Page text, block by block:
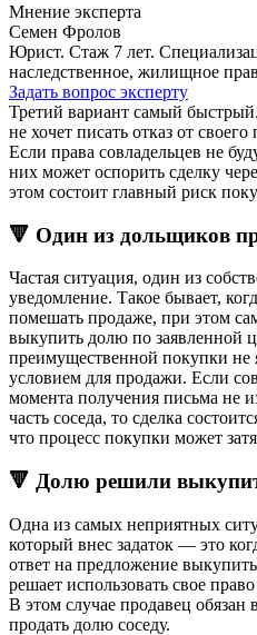
Мнение эксперта
Семен Фролов
Юрист. Стаж 7 лет.
наследственное, жилищное
Задать вопрос эксперту
Третий вариант самый
не хочет писать отказ от
Если права совладельцев не
них может оспорить сделку
этом состоит главный риск
🔻 Один из дольщиков
Частая ситуация, один из
уведомление. Такое бывает,
помешать продаже, при этом
выкупить долю по заявленной
преимущественной покупки не
условием для продажи. Если
момента получения письма не
часть соседа, то сделка
что процесс покупки может
🔻 Долю решили
Одна из самых неприятных
который внес задаток — это
ответ на предложение
решает использовать свое
В этом случае продавец обязан
продать долю соседу.